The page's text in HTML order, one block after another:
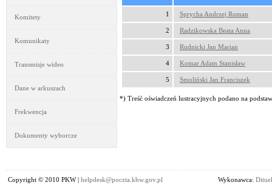
Komitety
Komunikaty
Transmisje wideo
Dane w arkuszach
Frekwencja
Dokumenty wyborcze
1 Sprycha Andrzej Roman
2 Radzikowska Beata Anna
3 Rudnicki Jan Marian
4 Komar Adam Stanisław
5 Smoliński Jan Franciszek
*) Treść oświadczeń lustracyjnych podano na
Copyright © 2010 PKW | helpdesk@poczta.kbw.gov.pl Wykonawca: